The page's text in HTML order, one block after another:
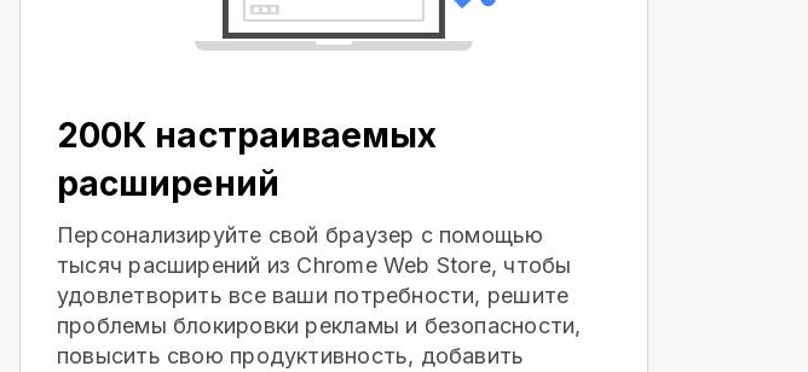
200К настраиваемых
расширений
Персонализируйте свой браузер с помощью
тысяч расширений из Chrome Web Store, чтобы
удовлетворить все ваши потребности, решите
проблемы блокировки рекламы и безопасности,
повысить свою продуктивность, добавить